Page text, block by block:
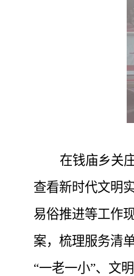
在钱庙乡关
查看新时代文明
易俗推进等工作
案，梳理服务清
“一老一小”、文